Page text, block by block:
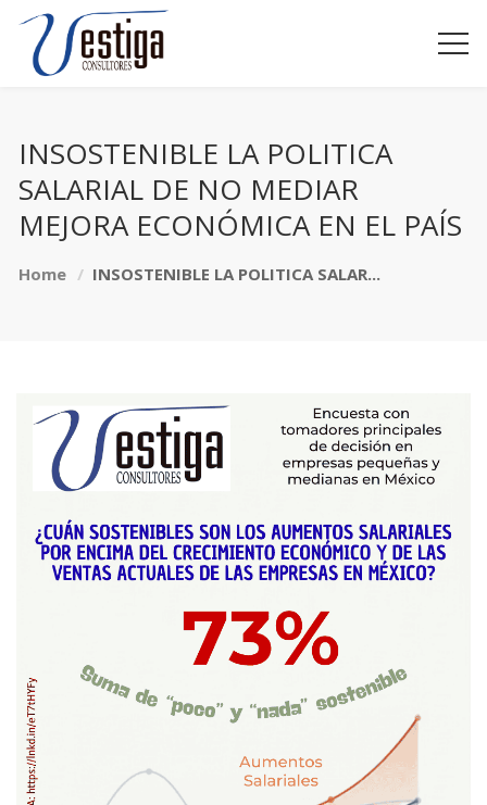
INSOSTENIBLE LA POLITICA
SALARIAL DE NO MEDIAR
MEJORA ECONÓMICA EN EL PAÍS
Home INSOSTENIBLE LA POLITICA SALAR...